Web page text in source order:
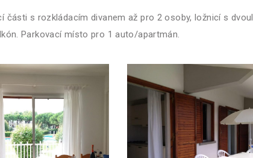
s rozkládacím divanem až pro 2 osoby, ložnicí s
Parkovací místo pro 1 auto/apartmán.